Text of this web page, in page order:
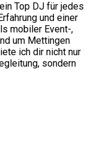
Top DJ für jedes
und einer
mobiler Event-,
um Mettingen
ich dir nicht nur
sondern